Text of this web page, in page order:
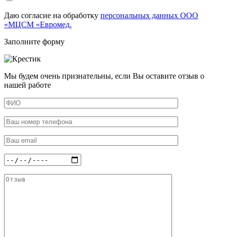
Даю согласие на обработку персональных данных ООО
«МЦСМ «Евромед.
Заполните форму
Мы будем очень признательны, если Вы оставите отзыв о
нашей работе